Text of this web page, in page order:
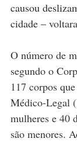
causou
cidade –
O número de
segundo o
117 corpos
Médico-Legal
mulheres e 40
são menores.